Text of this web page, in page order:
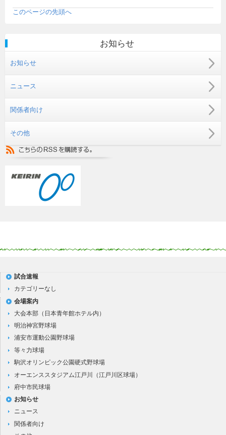
このページの先頭へ
お知らせ
お知らせ
ニュース
関係者向け
その他
試合速報
カテゴリーなし
会場案内
大会本部（日本青年館ホテル内）
明治神宮野球場
浦安市運動公園野球場
等々力球場
駒沢オリンピック公園硬式野球場
オーエンススタジアム江戸川（江戸川区球場）
府中市民球場
お知らせ
ニュース
関係者向け